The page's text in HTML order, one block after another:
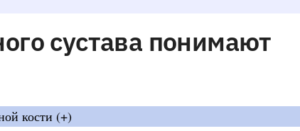
сустава понимают
кости (+)